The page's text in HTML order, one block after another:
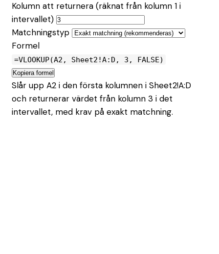
Kolumn att returnera (räknat från kolumn 1 i
intervallet)
Matchningstyp
Formel
=VLOOKUP(A2, Sheet2!A:D, 3, FALSE)
Kopiera formel
Slår upp A2 i den första kolumnen i Sheet2!A:D
och returnerar värdet från kolumn 3 i det
intervallet, med krav på exakt matchning.